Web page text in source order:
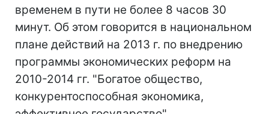
временем в пути не более 8 часов 30
минут. Об этом говорится в национальном
плане действий на 2013 г. по внедрению
программы экономических реформ на
2010-2014 гг. "Богатое общество,
конкурентоспособная экономика,